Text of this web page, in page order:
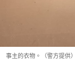
事主的衣物。（警方提供）